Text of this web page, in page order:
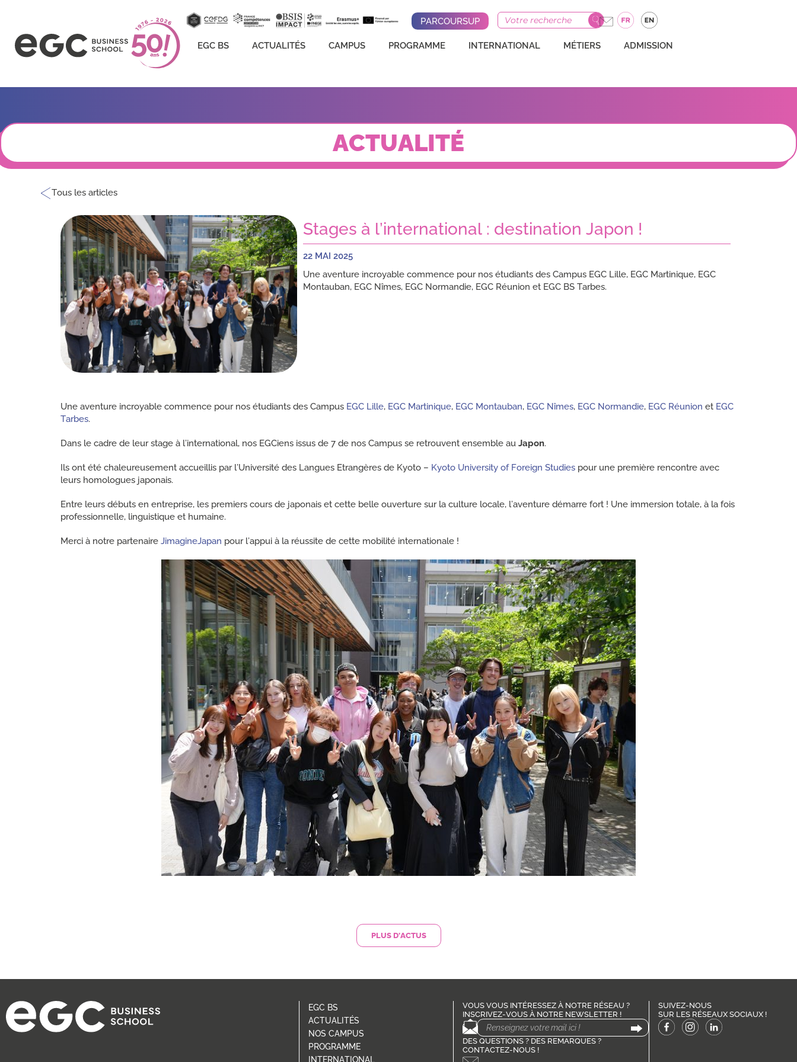
PARCOURSUP
EGC BS ACTUALITÉS CAMPUS PROGRAMME INTERNATIONAL MÉTIERS ADMISSION
EGC BS ACTUALITÉS CAMPUS PROGRAMME INTERNATIONAL
ACTUALITÉ
Tous les articles
Stages à l’international : destination Japon !
22 MAI 2025
Une aventure incroyable commence pour nos étudiants des Campus EGC Lille, EGC Martinique, EGC
Montauban, EGC Nîmes, EGC Normandie, EGC Réunion et EGC BS Tarbes.
Une aventure incroyable commence pour nos étudiants des Campus EGC Lille, EGC Martinique, EGC Montauban, EGC Nîmes, EGC Normandie, EGC Réunion et EGC
Tarbes.
Dans le cadre de leur stage à l’international, nos EGCiens issus de 7 de nos Campus se retrouvent ensemble au Japon.
Ils ont été chaleureusement accueillis par l’Université des Langues Etrangères de Kyoto – Kyoto University of Foreign Studies pour une première rencontre avec
leurs homologues japonais.
Entre leurs débuts en entreprise, les premiers cours de japonais et cette belle ouverture sur la culture locale, l’aventure démarre fort ! Une immersion totale, à la fois
professionnelle, linguistique et humaine.
Merci à notre partenaire JimagineJapan pour l’appui à la réussite de cette mobilité internationale !
PLUS D'ACTUS
EGC BS
ACTUALITÉS
NOS CAMPUS
PROGRAMME
INTERNATIONAL
VOUS VOUS INTÉRESSEZ À NOTRE RÉSEAU ?
INSCRIVEZ-VOUS À NOTRE NEWSLETTER !
DES QUESTIONS ? DES REMARQUES ?
CONTACTEZ-NOUS !
SUIVEZ-NOUS
SUR LES RÉSEAUX SOCIAUX !